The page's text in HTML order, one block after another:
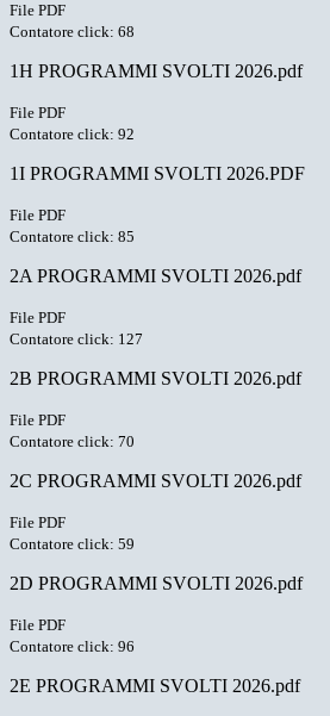
File PDF
Contatore click: 68
1H PROGRAMMI SVOLTI 2026.pdf
File PDF
Contatore click: 92
1I PROGRAMMI SVOLTI 2026.PDF
File PDF
Contatore click: 85
2A PROGRAMMI SVOLTI 2026.pdf
File PDF
Contatore click: 127
2B PROGRAMMI SVOLTI 2026.pdf
File PDF
Contatore click: 70
2C PROGRAMMI SVOLTI 2026.pdf
File PDF
Contatore click: 59
2D PROGRAMMI SVOLTI 2026.pdf
File PDF
Contatore click: 96
2E PROGRAMMI SVOLTI 2026.pdf